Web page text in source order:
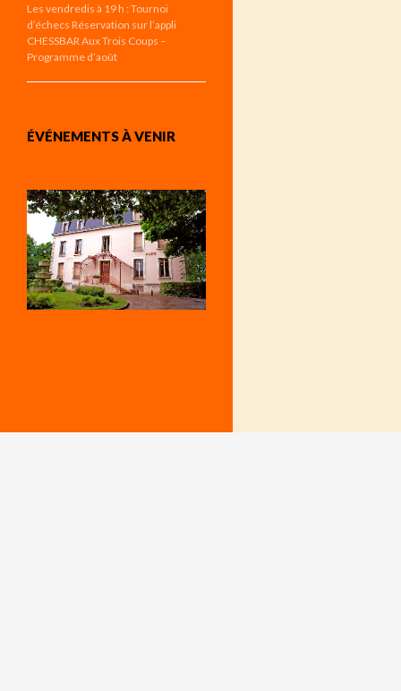
Les vendredis à 19 h : Tournoi
d’échecs Réservation sur l’appli
CHESSBAR Aux Trois Coups –
Programme d’août
ÉVÉNEMENTS À VENIR